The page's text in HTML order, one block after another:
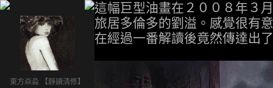
東方焱淼 【靜讀清修】
這幅巨型油畫在２００８年３
旅居多倫多的劉溢。感覺很有
在經過一番解讀後竟然傳達出